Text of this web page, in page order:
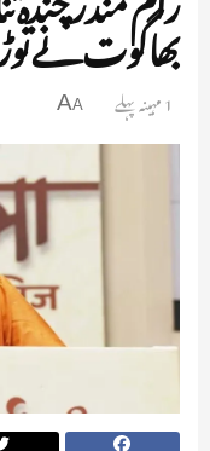
بھاگوت نے
1 مہینہ پہلے A
A